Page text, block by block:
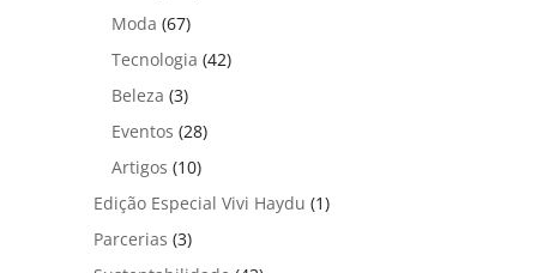
Moda (67)
Tecnologia (42)
Beleza (3)
Eventos (28)
Artigos (10)
Edição Especial Vivi Haydu (1)
Parcerias (3)